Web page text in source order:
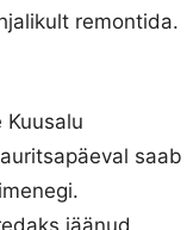
remontida.
saab
jäänud